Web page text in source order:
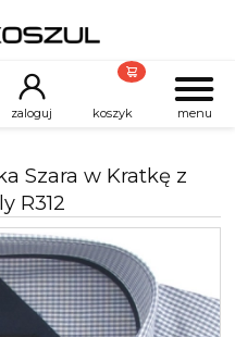
menu
zaloguj koszyk
Szara w Kratkę z
R312